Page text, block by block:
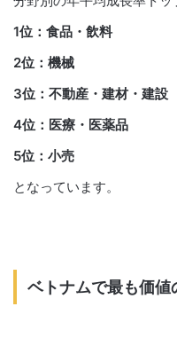
1位：食品・飲料
2位：機械
3位：不動産・建材・建設
4位：医療・医薬品
5位：小売
となっています。
ベトナムで最も価値